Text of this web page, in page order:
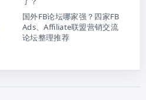
国外FB论坛哪家强？四家FB
Ads、Affiliate联盟营销交流
论坛整理推荐